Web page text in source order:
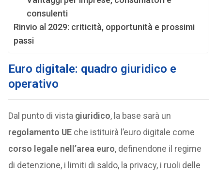
consulenti
Rinvio al 2029: criticità, opportunità e prossimi
passi
Euro digitale: quadro giuridico e
operativo
Dal punto di vista giuridico, la base sarà un
regolamento UE che istituirà l’euro digitale come
corso legale nell’area euro, definendone il regime
di detenzione, i limiti di saldo, la privacy, i ruoli delle